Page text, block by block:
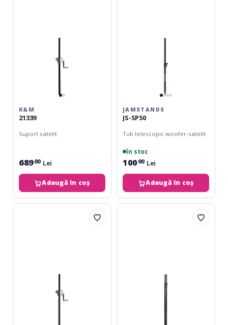
K&M
21339
Suport satelit
68900 Lei
Adaugă în coș
JAMSTANDS
JS-SP50
Tub telescopic woofer-satelit
în stoc
10000 Lei
Adaugă în coș
K&M
Gravity